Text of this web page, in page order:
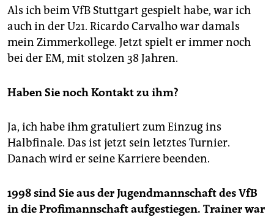
Als ich beim VfB Stuttgart gespielt habe, war ich
auch in der U21. Ricardo Carvalho war damals
mein Zimmerkollege. Jetzt spielt er immer noch
bei der EM, mit stolzen 38 Jahren.
Haben Sie noch Kontakt zu ihm?
Ja, ich habe ihm gratuliert zum Einzug ins
Halbfinale. Das ist jetzt sein letztes Turnier.
Danach wird er seine Karriere beenden.
1998 sind Sie aus der Jugendmannschaft des VfB
in die Profimannschaft aufgestiegen. Trainer war